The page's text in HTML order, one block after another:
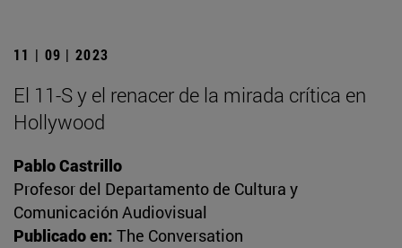
11 | 09 | 2023
El 11-S y el renacer de la mirada crítica en
Hollywood
Pablo Castrillo
Profesor del Departamento de Cultura y
Comunicación Audiovisual
Publicado en: The Conversation